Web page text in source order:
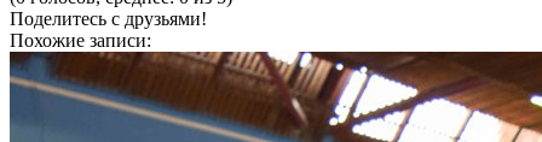
Поделитесь с друзьями!
Похожие записи: